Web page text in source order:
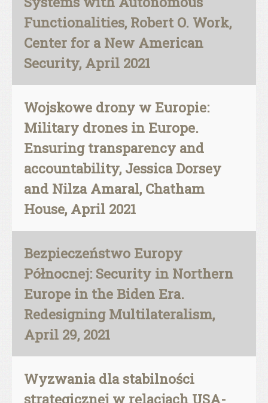
Functionalities, Robert O. Work,
Center for a New American
Security, April 2021
Wojskowe drony w Europie:
Military drones in Europe.
Ensuring transparency and
accountability, Jessica Dorsey
and Nilza Amaral, Chatham
House, April 2021
Bezpieczeństwo Europy
Północnej: Security in Northern
Europe in the Biden Era.
Redesigning Multilateralism,
April 29, 2021
Wyzwania dla stabilności
strategicznej w relacjach USA-